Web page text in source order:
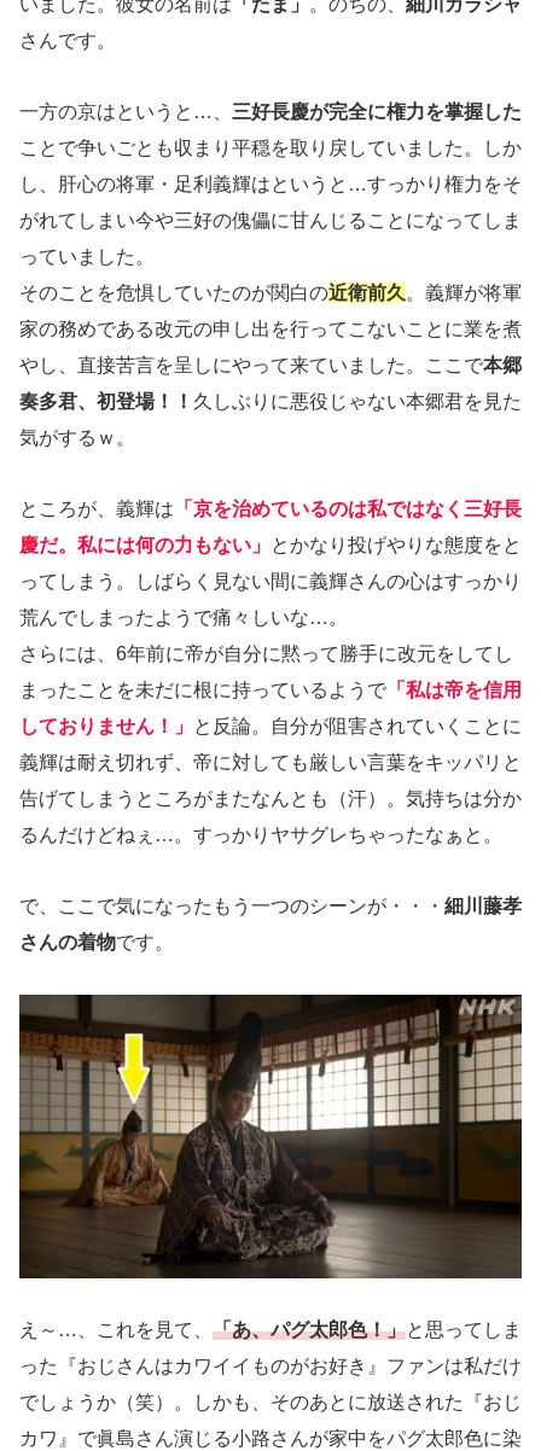
いました。彼女の名前は 「たま」 。のちの、 細川ガラシャ
さんです。
一方の京はというと…、 三好長慶が完全に権力を掌握した
ことで争いごとも収まり平穏を取り戻していました。しか
し、肝心の将軍・足利義輝はというと…すっかり権力をそ
がれてしまい今や三好の傀儡に甘んじることになってしま
っていました。
そのことを危惧していたのが関白の近衛前久 。義輝が将軍
家の務めである改元の申し出を行ってこないことに業を煮
やし、直接苦言を呈しにやって来ていました。ここで本郷
奏多君、初登場！！ 久しぶりに悪役じゃない本郷君を見た
気がするｗ。
ところが、義輝は 「京を治めているのは私ではなく三好長
慶だ。私には何の力もない」 とかなり投げやりな態度をと
ってしまう。しばらく見ない間に義輝さんの心はすっかり
荒んでしまったようで痛々しいな…。
さらには、6年前に帝が自分に黙って勝手に改元をしてし
まったことを未だに根に持っているようで 「私は帝を信用
しておりません！」 と反論。自分が阻害されていくことに
義輝は耐え切れず、帝に対しても厳しい言葉をキッパリと
告げてしまうところがまたなんとも（汗）。気持ちは分か
るんだけどねぇ…。すっかりヤサグレちゃったなぁと。
で、ここで気になったもう一つのシーンが・・・ 細川藤孝
さんの着物です。
え～…、これを見て、 「あ、パグ太郎色！」と思ってしま
った『おじさんはカワイイものがお好き』ファンは私だけ
でしょうか（笑）。しかも、そのあとに放送された『おじ
カワ』で眞島さん演じる小路さんが家中をパグ太郎色に染